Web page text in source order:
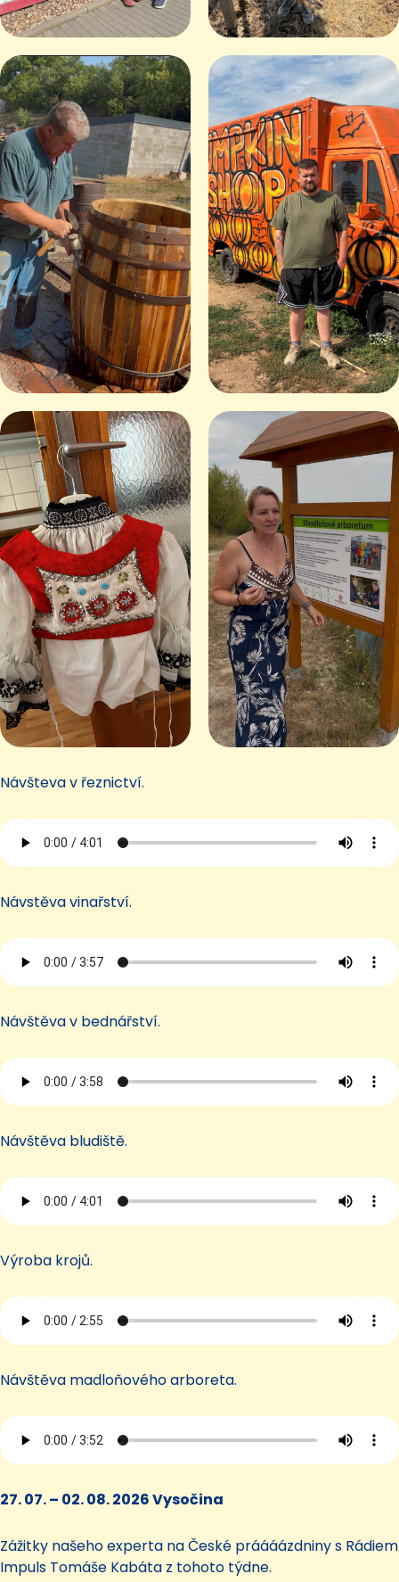
Návšteva v řeznictví.
Návstěva vinařství.
Návštěva v bednářství.
Návštěva bludiště.
Výroba krojů.
Návštěva madloňového arboreta.
27. 07. – 02. 08. 2026 Vysočina
Zážitky našeho experta na České práááázdniny s Rádiem
Impuls Tomáše Kabáta z tohoto týdne.